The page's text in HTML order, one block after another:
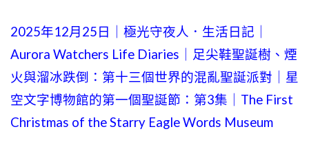
2025年12月25日｜極光守夜人．生活日記｜
Aurora Watchers Life Diaries｜足尖鞋聖誕樹、煙
火與溜冰跌倒：第十三個世界的混亂聖誕派對｜星
空文字博物館的第一個聖誕節：第3集｜The First
Christmas of the Starry Eagle Words Museum